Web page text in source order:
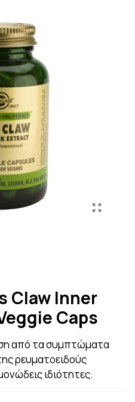
Claw Inner
Caps
από τα συμπτώματα
ρευματοειδούς
ιδιότητες.